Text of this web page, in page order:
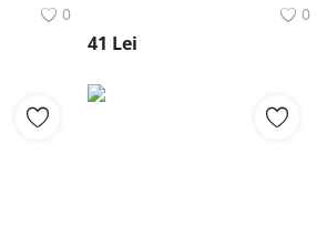
0
0
41 Lei